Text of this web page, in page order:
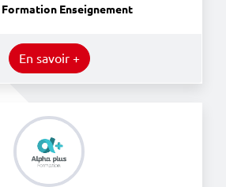
Formation Enseignement
En savoir +